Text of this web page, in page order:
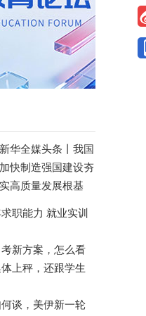
新华全媒头条丨 我国
加快制造强国建设夯
实高质量发展根基
职能力 就业实训
新方案，怎么看
上秤，还跟学生
谈，美伊新一轮